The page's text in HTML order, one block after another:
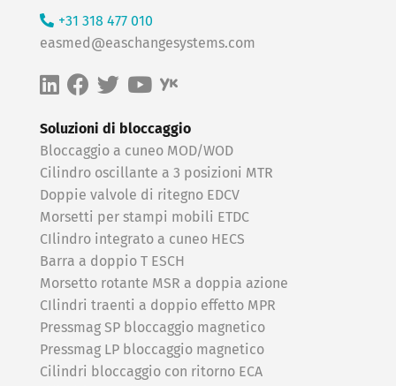
Soluzioni di bloccaggio
Bloccaggio a cuneo MOD/WOD
Cilindro oscillante a 3 posizioni MTR
Doppie valvole di ritegno EDCV
Morsetti per stampi mobili ETDC
CIlindro integrato a cuneo HECS
Barra a doppio T ESCH
Morsetto rotante MSR a doppia azione
CIlindri traenti a doppio effetto MPR
Pressmag SP bloccaggio magnetico
Pressmag LP bloccaggio magnetico
Cilindri bloccaggio con ritorno ECA
+31 318 477 010
easmed@easchangesystems.com